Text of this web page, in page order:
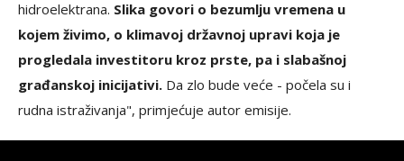
hidroelektrana. Slika govori o bezumlju vremena u
kojem živimo, o klimavoj državnoj upravi koja je
progledala investitoru kroz prste, pa i slabašnoj
građanskoj inicijativi. Da zlo bude veće - počela su i
rudna istraživanja", primjećuje autor emisije.